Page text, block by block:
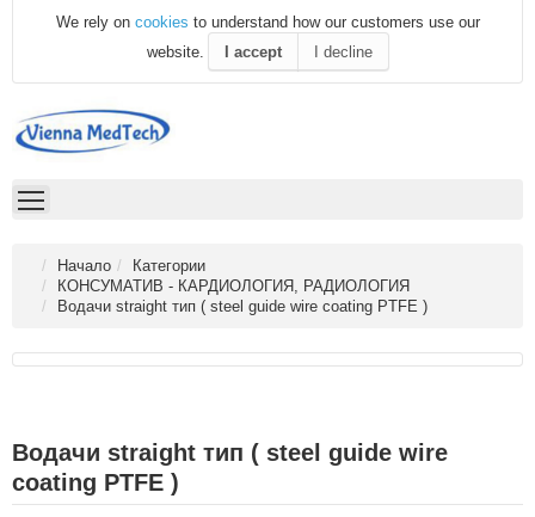
We rely on cookies to understand how our customers use our
website.
I accept I decline
Начало
Категории
КОНСУМАТИВ - КАРДИОЛОГИЯ, РАДИОЛОГИЯ
Водачи straight тип ( steel guide wire coating PTFE )
Водачи straight тип ( steel guide wire
coating PTFE )